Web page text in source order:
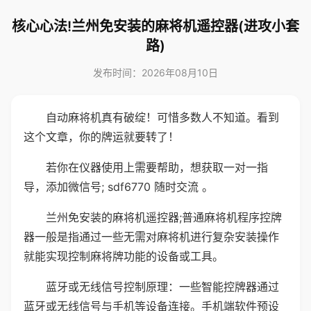
核心心法!兰州免安装的麻将机遥控器(进攻小套
路)
发布时间：2026年08月10日
自动麻将机真有破绽！可惜多数人不知道。看到
这个文章，你的牌运就要转了！
若你在仪器使用上需要帮助，想获取一对一指
导，添加微信号; sdf6770 随时交流 。
兰州免安装的麻将机遥控器;普通麻将机程序控牌
器一般是指通过一些无需对麻将机进行复杂安装操作
就能实现控制麻将牌功能的设备或工具。
蓝牙或无线信号控制原理：一些智能控牌器通过
蓝牙或无线信号与手机等设备连接。手机端软件预设